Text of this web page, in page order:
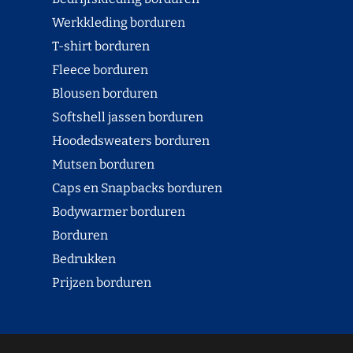
Werkkleding borduren
T-shirt borduren
Fleece borduren
Blousen borduren
Softshell jassen borduren
Hoodedsweaters borduren
Mutsen borduren
Caps en Snapbacks borduren
Bodywarmer borduren
Borduren
Bedrukken
Prijzen borduren